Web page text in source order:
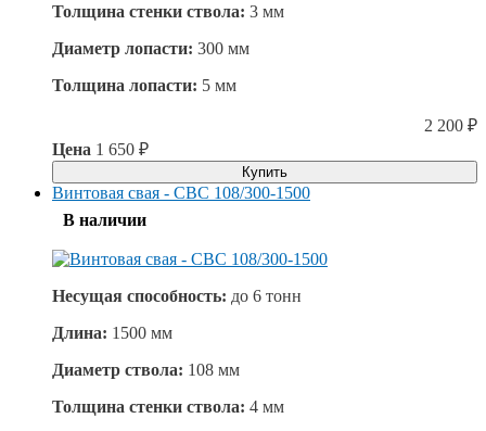
Толщина стенки ствола: 3 мм
Диаметр лопасти: 300 мм
Толщина лопасти: 5 мм
2 200 ₽
Цена 1 650 ₽
Купить
Винтовая свая - СВС 108/300-1500
В наличии
Несущая способность: до 6 тонн
Длина: 1500 мм
Диаметр ствола: 108 мм
Толщина стенки ствола: 4 мм